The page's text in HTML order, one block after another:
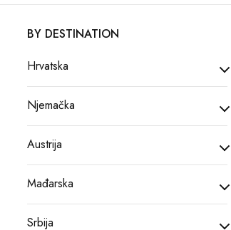
BY DESTINATION
Hrvatska
Njemačka
Austrija
Mađarska
Srbija